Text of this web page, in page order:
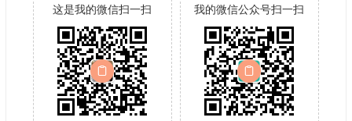
这是我的微信扫一扫
我的微信公众号扫一扫